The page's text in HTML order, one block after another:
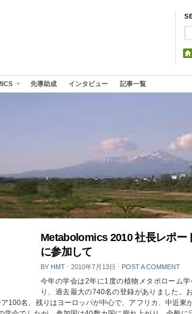
先導助成 インタビュー 記事一覧
Metabolomics 2010 社長レポー
に参加して
BY HMT ⋅ 2010年7月13日 ⋅ POST A COMMENT
今年の学会は2年に1度の植物メタボローム
り、過去最大の740名の登録がありました。
100名、残りはヨーロッパが中心で、アフリカ、中近東